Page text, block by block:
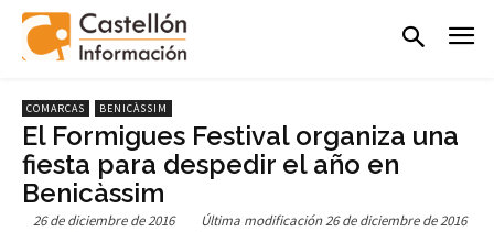
COMARCAS BENICÀSSIM
El Formigues Festival organiza una
fiesta para despedir el año en
Benicàssim
26 de diciembre de 2016 Última modificación26 de diciembre de 2016